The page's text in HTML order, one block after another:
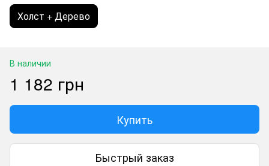
Холст + Дерево
В наличии
1 182 грн
Купить
Быстрый заказ